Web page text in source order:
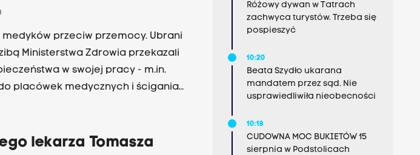
medyków przeciw przemocy. Ubrani
Ministerstwa Zdrowia przekazali
w swojej pracy - m.in.
placówek medycznych i ścigania
lekarza Tomasza
Różowy dywan w Tatrach
zachwyca turystów. Trzeba się
pospieszyć
10:20
Beata Szydło ukarana
mandatem przez sąd. Nie
usprawiedliwiła nieobecności
10:18
CUDOWNA MOC BUKIETÓW 15
sierpnia w Podstolicach